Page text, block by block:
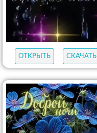
ОТКРЫТЬ
СКАЧАТЬ